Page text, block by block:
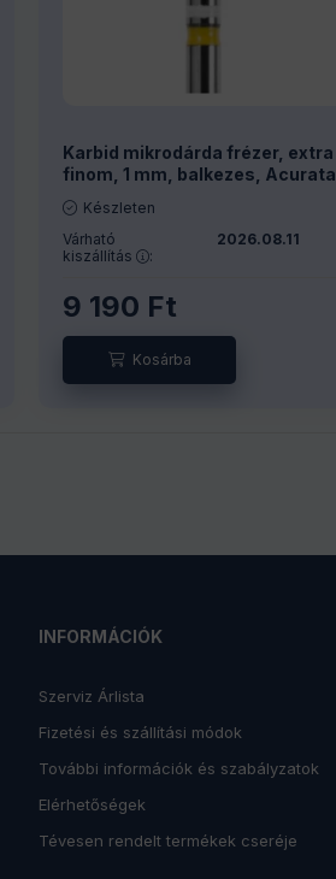
Karbid mikrodárda frézer, extra
finom, 1 mm, balkezes, Acurata
Készleten
Várható
kiszállítás
:
2026.08.11
9 190 Ft
INFORMÁCIÓK
Szerviz Árlista
Fizetési és szállítási módok
További információk és szabályzatok
Elérhetőségek
Tévesen rendelt termékek cseréje